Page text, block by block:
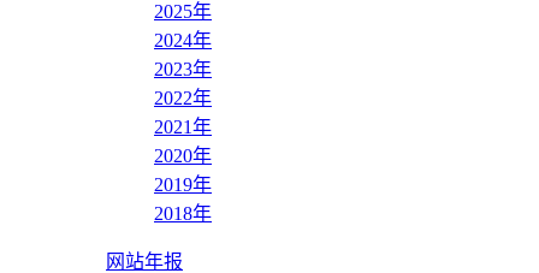
2025年
2024年
2023年
2022年
2021年
2020年
2019年
2018年
网站年报